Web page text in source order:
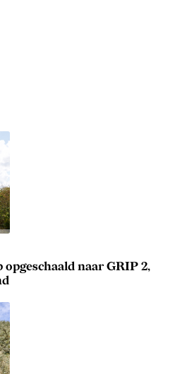
naar GRIP 2,